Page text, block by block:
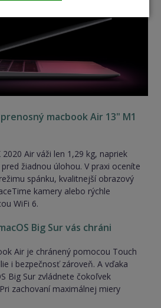
macbook Air 13" M1
Air váži len 1,29 kg, napriek
žiadnou úlohou. V praxi oceníte
spánku, kvalitnejší obrazový
kamery alebo rýchle
WiFi 6.
Big Sur vás chráni
Air je chránený pomocou Touch
i bezpečnosť zároveň. A vďaka
Big Sur zvládnete čokoľvek
zachovaní maximálnej miery